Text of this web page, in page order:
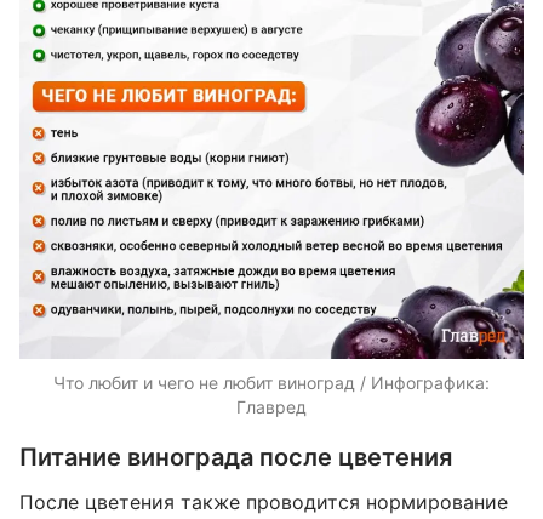
Что любит и чего не любит виноград / Инфографика:
Главред
Питание винограда после цветения
После цветения также проводится нормирование